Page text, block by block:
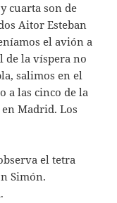
cuarta son de
Aitor Esteban
el avión a
de la víspera no
salimos en el
a las cinco de la
Madrid. Los
el tetra
Simón.